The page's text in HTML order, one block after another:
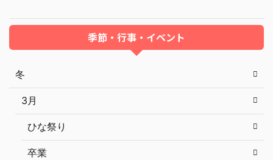
季節・行事・イベント
冬
3月
ひな祭り
卒業